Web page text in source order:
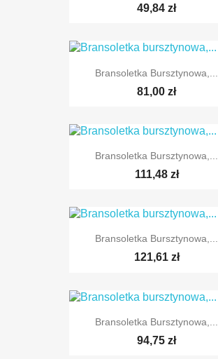
49,84 zł
Bransoletka Bursztynowa,...
81,00 zł
Bransoletka Bursztynowa,...
111,48 zł
Bransoletka Bursztynowa,...
121,61 zł
Bransoletka Bursztynowa,...
94,75 zł